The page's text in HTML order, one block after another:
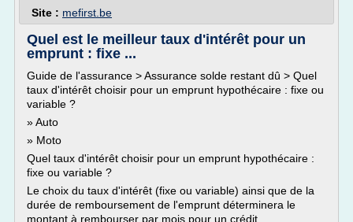
Site : mefirst.be
Quel est le meilleur taux d'intérêt pour un
emprunt : fixe ...
Guide de l'assurance > Assurance solde restant dû > Quel
taux d'intérêt choisir pour un emprunt hypothécaire : fixe ou
variable ?
» Auto
» Moto
Quel taux d'intérêt choisir pour un emprunt hypothécaire :
fixe ou variable ?
Le choix du taux d'intérêt (fixe ou variable) ainsi que de la
durée de remboursement de l'emprunt déterminera le
montant à rembourser par mois pour un crédit...